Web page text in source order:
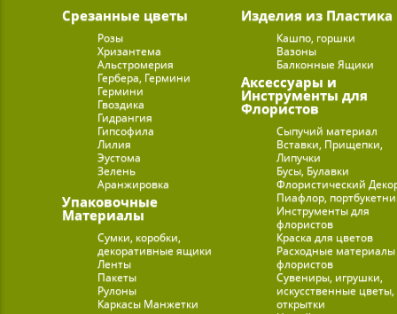
Срезанные цветы
Розы
Хризантема
Альстромерия
Гербера, Гермини
Гермини
Гвоздика
Гидрангия
Гипсофила
Лилия
Эустома
Зелень
Аранжировка
Упаковочные
Материалы
Сумки, коробки,
декоративные ящики
Ленты
Пакеты
Рулоны
Каркасы Манжетки
Изделия из Пластика
Кашпо, горшки
Вазоны
Балконные Ящики
Аксессуары и
Инструменты для
Флористов
Сыпучий материал
Вставки, Прищепки,
Липучки
Бусы, Булавки
Флористический
Пиафлор,
Инструменты для
флористов
Краска для цветов
Расходные
флористов
Сувениры, игрушки,
искусственные цветы,
открытки